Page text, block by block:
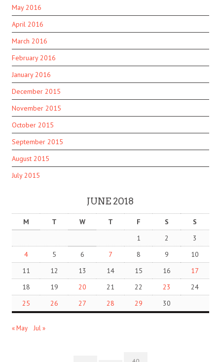
May 2016
April 2016
March 2016
February 2016
January 2016
December 2015
November 2015
October 2015
September 2015
August 2015
July 2015
JUNE 2018
M T W T F S
S
1
2
3
4
5 6 7 8 9
10
11
12 13 14 15 16
17
18
19 20 21 22 23
24
25
26 27 28 29 30
« May Jul »